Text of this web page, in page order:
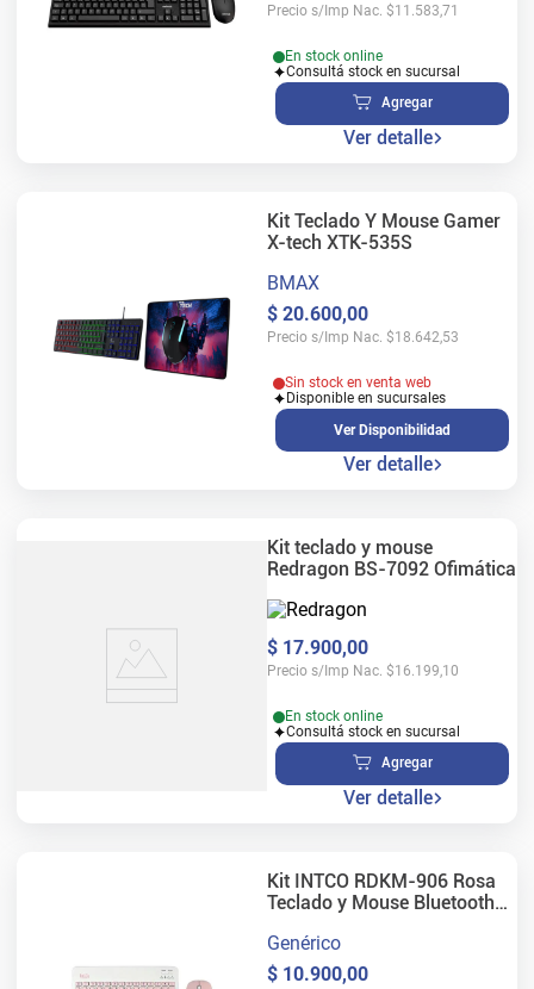
Precio s/Imp Nac. $11.583,71
En stock online
Consultá stock en sucursal
Agregar
Ver detalle
Kit Teclado Y Mouse Gamer
X-tech XTK-535S
BMAX
$ 20.600,00
Precio s/Imp Nac. $18.642,53
Sin stock en venta web
Disponible en sucursales
Ver Disponibilidad
Ver detalle
Kit teclado y mouse
Redragon BS-7092 Ofimática
$ 17.900,00
Precio s/Imp Nac. $16.199,10
En stock online
Consultá stock en sucursal
Agregar
Ver detalle
Kit INTCO RDKM-906 Rosa
Teclado y Mouse Bluetooth
Genérico
$ 10.900,00